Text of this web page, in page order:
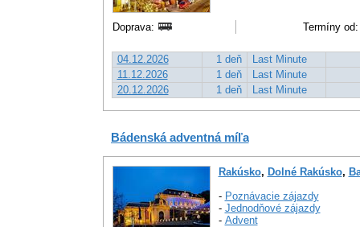
Doprava: Termíny
04.12.2026 1 deň
Last Minute
11.12.2026
1 deň
Last Minute
20.12.2026
1 deň Last Minute
Bádenská adventná míľa
Rakúsko, Dolné Rakúsko,
- Poznávacie zájazdy
- Jednodňové zájazdy
- Advent